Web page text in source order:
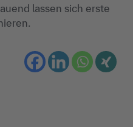
lassen sich erste